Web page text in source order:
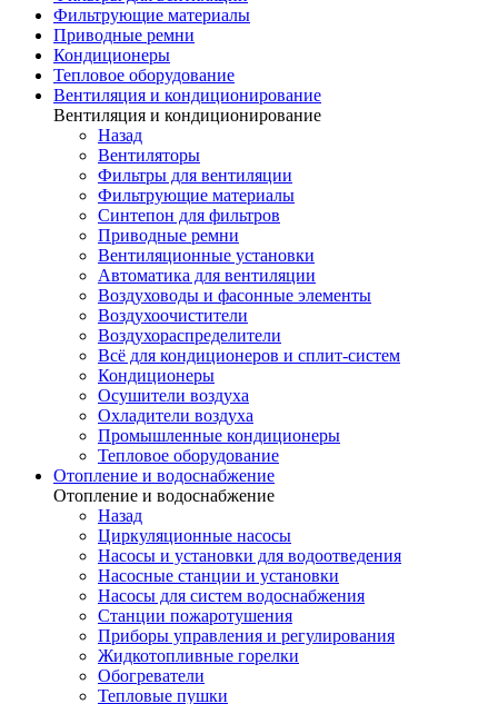
Фильтрующие материалы
Приводные ремни
Кондиционеры
Тепловое оборудование
Вентиляция и кондиционирование
Вентиляция и кондиционирование
Назад
Вентиляторы
Фильтры для вентиляции
Фильтрующие материалы
Синтепон для фильтров
Приводные ремни
Вентиляционные установки
Автоматика для вентиляции
Воздуховоды и фасонные элементы
Воздухоочистители
Воздухораспределители
Всё для кондиционеров и сплит-систем
Кондиционеры
Осушители воздуха
Охладители воздуха
Промышленные кондиционеры
Тепловое оборудование
Отопление и водоснабжение
Отопление и водоснабжение
Назад
Циркуляционные насосы
Насосы и установки для водоотведения
Насосные станции и установки
Насосы для систем водоснабжения
Станции пожаротушения
Приборы управления и регулирования
Жидкотопливные горелки
Обогреватели
Тепловые пушки